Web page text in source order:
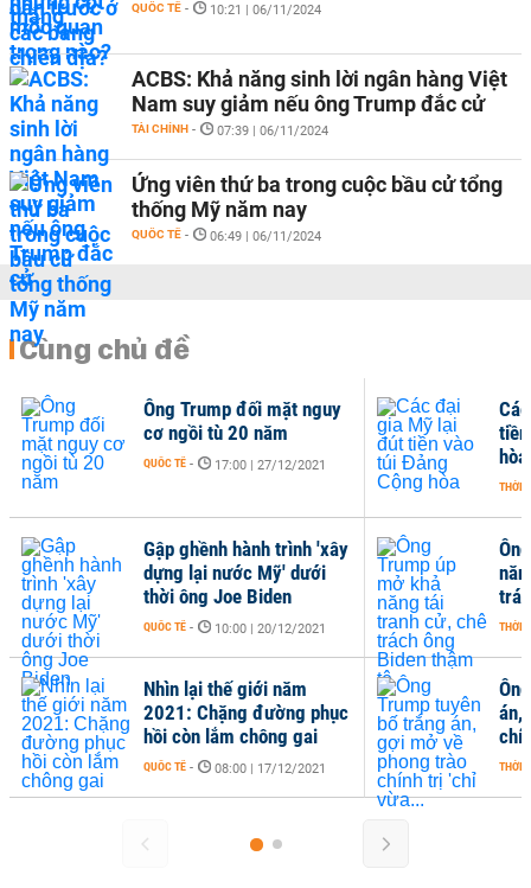
QUỐC TẾ - 10:21 | 06/11/2024
ACBS: Khả năng sinh lời ngân hàng Việt
Nam suy giảm nếu ông Trump đắc cử
TÀI CHÍNH - 07:39 | 06/11/2024
Ứng viên thứ ba trong cuộc bầu cử tổng
thống Mỹ năm nay
QUỐC TẾ - 06:49 | 06/11/2024
Cùng chủ đề
Ông Trump đối mặt nguy
cơ ngồi tù 20 năm
QUỐC TẾ - 17:00 | 27/12/2021
Gập ghềnh hành trình 'xây
dựng lại nước Mỹ' dưới
thời ông Joe Biden
QUỐC TẾ - 10:00 | 20/12/2021
Nhìn lại thế giới năm
2021: Chặng đường phục
hồi còn lắm chông gai
QUỐC TẾ - 08:00 | 17/12/2021
hòa
THỜI
THỜI
án,
THỜI